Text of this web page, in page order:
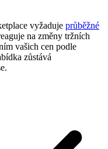
vyžaduje průběžné
na změny tržních
vašich cen podle
zůstává